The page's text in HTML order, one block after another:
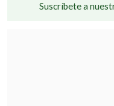
Suscríbete a